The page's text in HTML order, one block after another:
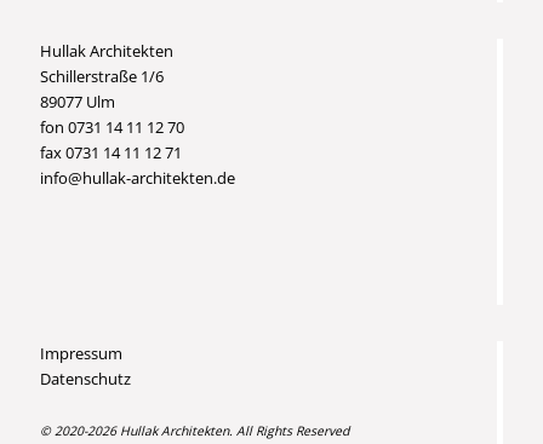
Hullak Architekten
Schillerstraße 1/6
89077 Ulm
fon 0731 14 11 12 70
fax 0731 14 11 12 71
info@hullak-architekten.de
Impressum
Datenschutz
© 2020-2026 Hullak Architekten. All Rights Reserved